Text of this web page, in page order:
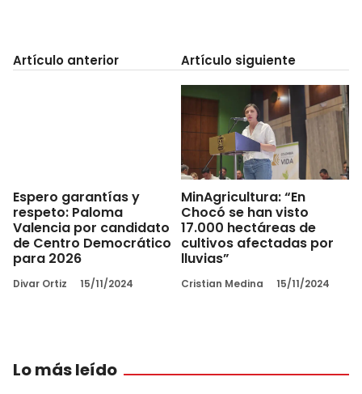
Artículo anterior
Espero garantías y
respeto: Paloma
Valencia por candidato
de Centro Democrático
para 2026
Divar Ortiz 15/11/2024
Artículo siguiente
MinAgricultura: “En
Chocó se han visto
17.000 hectáreas de
cultivos afectadas por
lluvias”
Cristian Medina 15/11/2024
Lo más leído